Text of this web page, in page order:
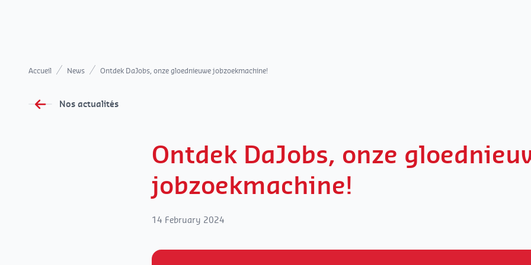
Accueil News Ontdek DaJobs, onze gloednieuwe jobzoekmachine!
Nos actualités
Ontdek DaJobs, onze
jobzoekmachine!
14 February 2024